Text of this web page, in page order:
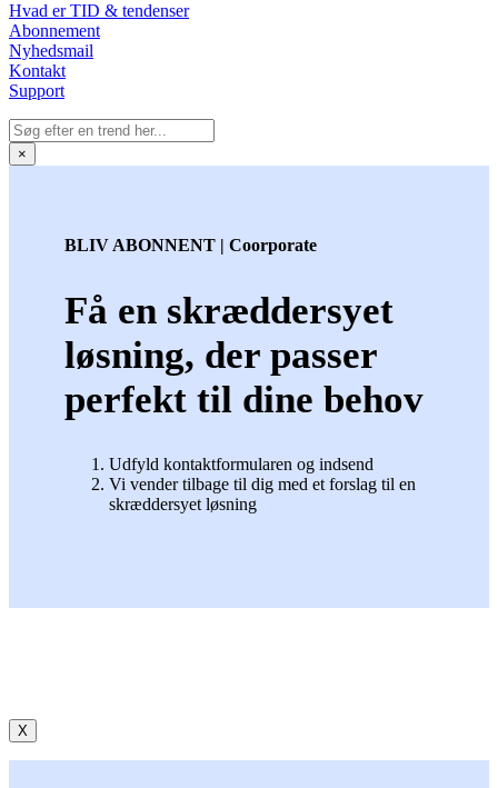
Hvad er TID & tendenser
Abonnement
Nyhedsmail
Kontakt
Support
×
BLIV ABONNENT | Coorporate
Få en skræddersyet
løsning, der passer
perfekt til dine behov
Udfyld kontaktformularen og indsend
Vi vender tilbage til dig med et forslag til en
skræddersyet løsning
X